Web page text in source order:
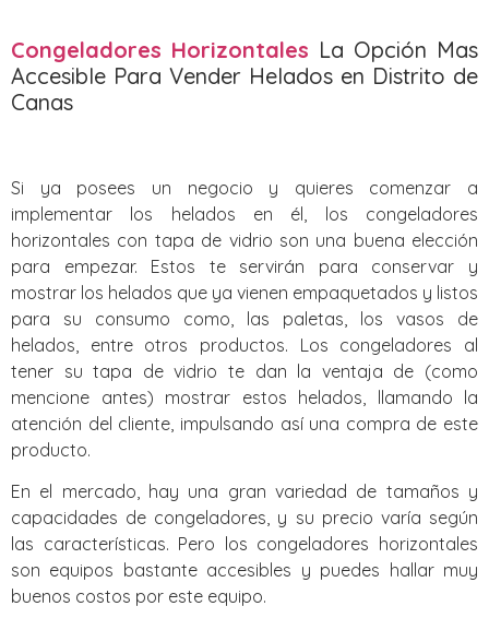
Congeladores Horizontales La Opción Mas
Accesible Para Vender Helados en Distrito de
Canas‎
Si ya posees un negocio y quieres comenzar a
implementar los helados en él, los congeladores
horizontales con tapa de vidrio son una buena elección
para empezar. Estos te servirán para conservar y
mostrar los helados que ya vienen empaquetados y listos
para su consumo como, las paletas, los vasos de
helados, entre otros productos. Los congeladores al
tener su tapa de vidrio te dan la ventaja de (como
mencione antes) mostrar estos helados, llamando la
atención del cliente, impulsando así una compra de este
producto.
En el mercado, hay una gran variedad de tamaños y
capacidades de congeladores, y su precio varía según
las características. Pero los congeladores horizontales
son equipos bastante accesibles y puedes hallar muy
buenos costos por este equipo.